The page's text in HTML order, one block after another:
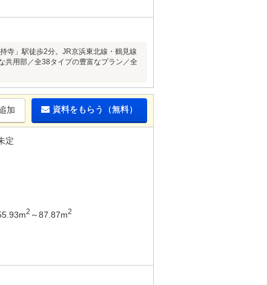
寺」駅徒歩2分。JR京浜東北線・鶴見線
共用部／全38タイプの豊富なプラン／全
加 資料をもらう（無料）
定
2 ～87.87m2